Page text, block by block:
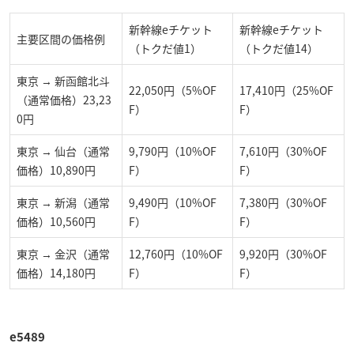
主要区間の価格例
新幹線eチケット
（トクだ値1）
新幹線eチケット
（トクだ値14）
東京 → 新函館北斗
（通常価格）23,23
0円
22,050円（5%OF
F）
17,410円（25%OF
F）
東京 → 仙台（通常
価格）10,890円
9,790円（10%OF
F）
7,610円（30%OF
F）
東京 → 新潟（通常
価格）10,560円
9,490円（10%OF
F）
7,380円（30%OF
F）
東京 → 金沢（通常
価格）14,180円
12,760円（10%OF
F）
9,920円（30%OF
F）
e5489